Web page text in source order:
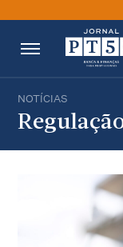
NOTÍCIAS